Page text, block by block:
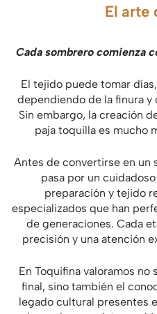
El arte
Cada sombrero comienza
El tejido puede tomar
dependiendo de la finura
Sin embargo, la creación
paja toquilla es mucho
Antes de convertirse en un
pasa por un
preparación y tejido
especializados que han
de generaciones. Cada
precisión y una atención
En Toquifina valoramos
final, sino también el
legado cultural presentes